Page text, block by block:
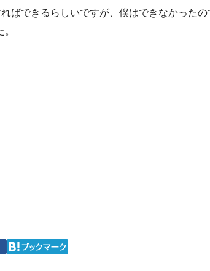
ばできるらしいですが、僕はできなかったの